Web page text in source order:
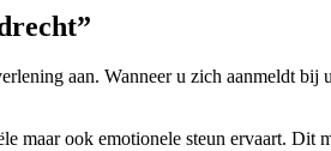
aan. Wanneer u zich aanmeldt
maar ook emotionele steun ervaart.